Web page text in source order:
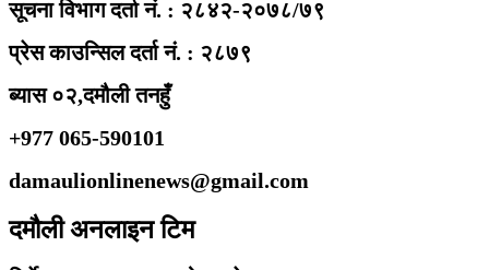
सूचना विभाग दर्ता नं. : २८४२-२०७८/७९
प्रेस काउन्सिल दर्ता नं. : २८७९
ब्यास ०२,दमौली तनहुँ
+977 065-590101
damaulionlinenews@gmail.com
दमौली अनलाइन टिम